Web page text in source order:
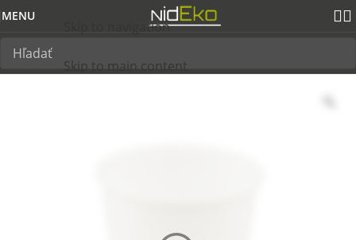
Skip to navigation
Skip to main content
MENU